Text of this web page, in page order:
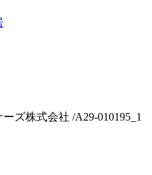
ズ株式会社 /A29-010195_1